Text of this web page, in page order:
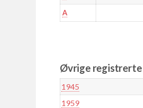
A
Øvrige registrerte
1945
1959